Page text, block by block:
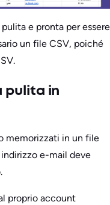
e pronta per essere
un file CSV, poiché
pulita in
memorizzati in un file
e-mail deve
proprio account